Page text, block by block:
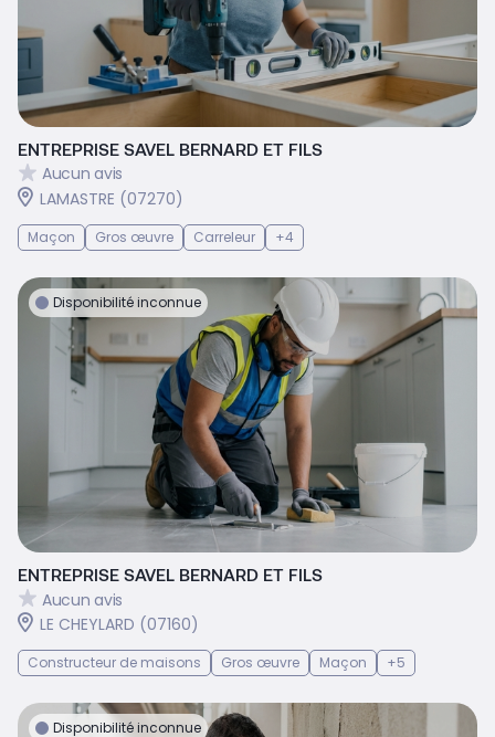
ENTREPRISE SAVEL BERNARD ET FILS
Aucun avis
LAMASTRE (07270)
Maçon Gros œuvre Carreleur +4
Disponibilité inconnue
ENTREPRISE SAVEL BERNARD ET FILS
Aucun avis
LE CHEYLARD (07160)
Constructeur de maisons Gros œuvre Maçon +5
Disponibilité inconnue